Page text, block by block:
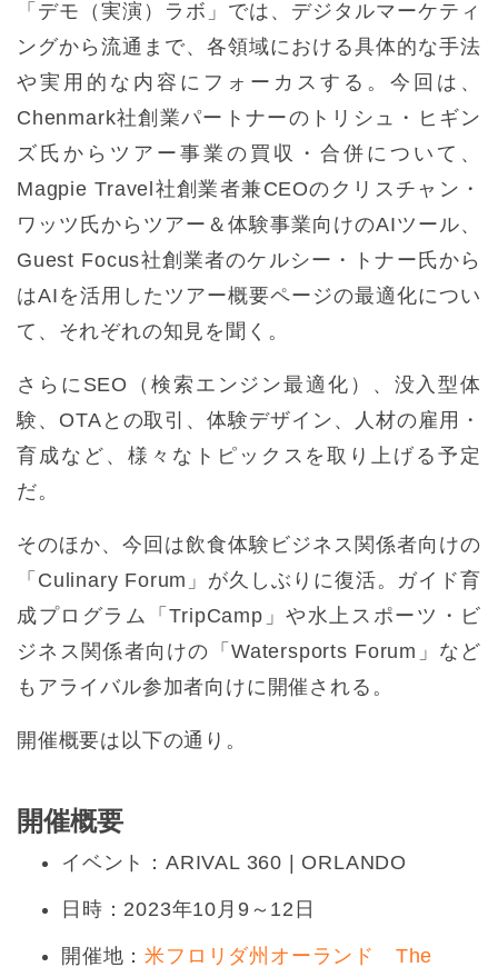
「デモ（実演）ラボ」では、デジタルマーケティ
ングから流通まで、各領域における具体的な手法
や実用的な内容にフォーカスする。今回は、
Chenmark社創業パートナーのトリシュ・ヒギン
ズ氏からツアー事業の買収・合併について、
Magpie Travel社創業者兼CEOのクリスチャン・
ワッツ氏からツアー＆体験事業向けのAIツール、
Guest Focus社創業者のケルシー・トナー氏から
はAIを活用したツアー概要ページの最適化につい
て、それぞれの知見を聞く。
さらにSEO（検索エンジン最適化）、没入型体
験、OTAとの取引、体験デザイン、人材の雇用・
育成など、様々なトピックスを取り上げる予定
だ。
そのほか、今回は飲食体験ビジネス関係者向けの
「Culinary Forum」が久しぶりに復活。ガイド育
成プログラム「TripCamp」や水上スポーツ・ビ
ジネス関係者向けの「Watersports Forum」など
もアライバル参加者向けに開催される。
開催概要は以下の通り。
開催概要
イベント：ARIVAL 360 | ORLANDO
日時：2023年10月9～12日
開催地：米フロリダ州オーランド The